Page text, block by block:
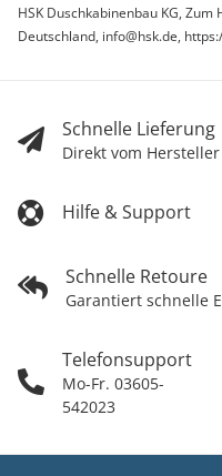
HSK Duschkabinenbau KG,
Deutschland, info@hsk.de,
Schnelle Lieferung
Direkt vom Hersteller
Hilfe & Support
Schnelle Retoure
Garantiert schnelle
Telefonsupport
Mo-Fr. 03605-
542023